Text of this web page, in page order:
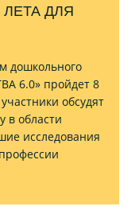
ДЛЯ
дошкольного
6.0» пройдет 8
обсудят
в области
исследования